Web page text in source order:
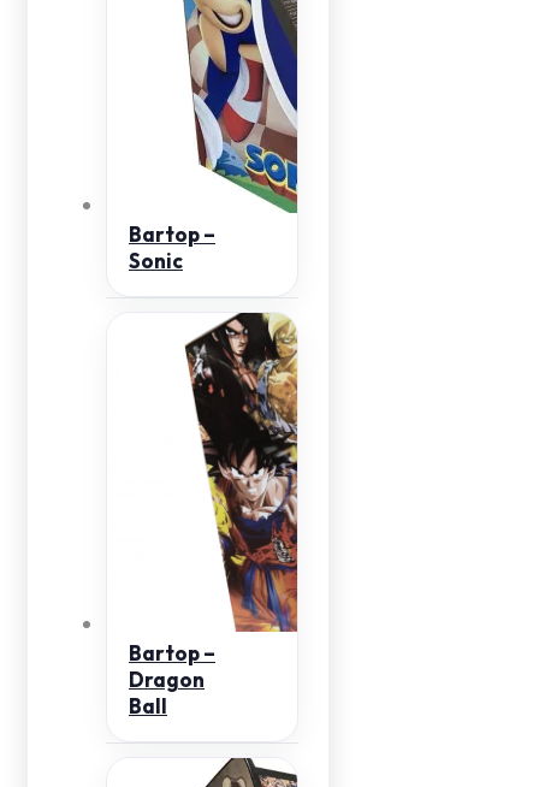
Bartop –
Sonic
Bartop –
Dragon
Ball